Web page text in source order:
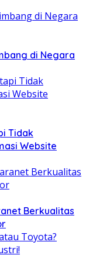
di Negara
Tidak
Website
Berkualitas